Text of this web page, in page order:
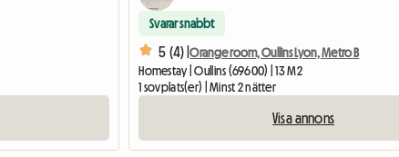
Svarar snabbt
5 (4) |Orange room, Oullins Lyon, Metro B
Homestay | Oullins (69600) | 13 M2
1 sovplats(er) | Minst 2 nätter
Visa annons